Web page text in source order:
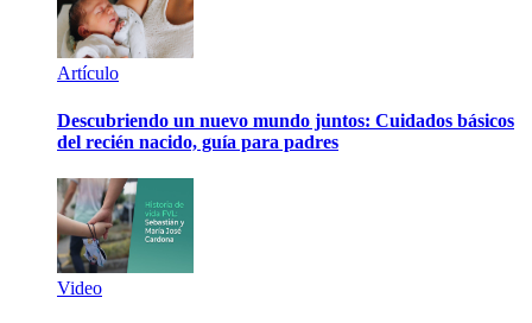
Artículo
Descubriendo un nuevo mundo juntos: Cuidados básicos
del recién nacido, guía para padres
Video